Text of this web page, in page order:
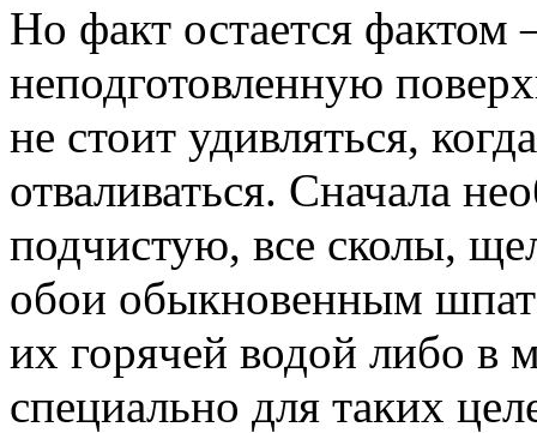
Но факт остается
неподготовленную
не стоит удивляться,
отваливаться. Сначала
подчистую, все сколы,
обои обыкновенным
их горячей водой либо в
специально для таких